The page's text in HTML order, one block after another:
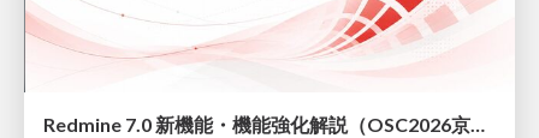
Redmine 7.0 新機能・機能強化解説（OSC2026京都ダイジェスト版）